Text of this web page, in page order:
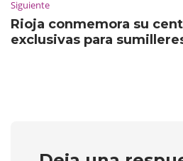
Siguiente
Rioja conmemora su
exclusivas para